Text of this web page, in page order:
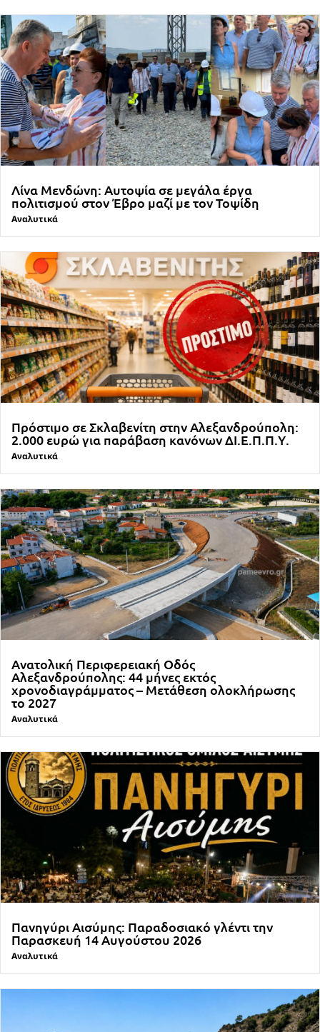
Λίνα Μενδώνη: Αυτοψία σε μεγάλα έργα
πολιτισμού στον Έβρο μαζί με τον Τοψίδη
Αναλυτικά
Πρόστιμο σε Σκλαβενίτη στην Αλεξανδρούπολη:
2.000 ευρώ για παράβαση κανόνων ΔΙ.Ε.Π.Π.Υ.
Αναλυτικά
Ανατολική Περιφερειακή Οδός
Αλεξανδρούπολης: 44 μήνες εκτός
χρονοδιαγράμματος – Μετάθεση ολοκλήρωσης
το 2027
Αναλυτικά
Πανηγύρι Αισύμης: Παραδοσιακό γλέντι την
Παρασκευή 14 Αυγούστου 2026
Αναλυτικά